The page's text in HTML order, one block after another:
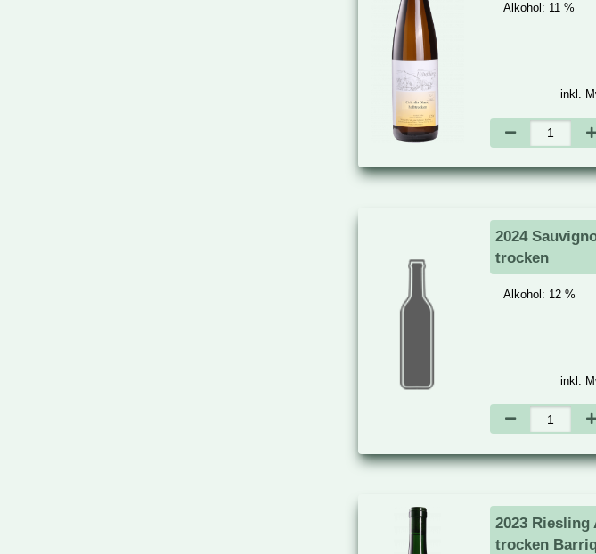
Alkohol: 11 %
inkl.
2024
trocken
Alkohol: 12 %
inkl.
2023 Riesling
trocken